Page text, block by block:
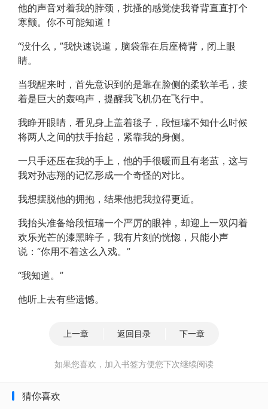
他的声音对着我的脖颈，扰搔的感觉使我脊背直直打个
寒颤。你不可能知道！
“没什么，”我快速说道，脑袋靠在后座椅背，闭上眼
睛。
当我醒来时，首先意识到的是靠在脸侧的柔软羊毛，接
着是巨大的轰鸣声，提醒我飞机仍在飞行中。
我睁开眼睛，看见身上盖着毯子，段恒瑞不知什么时候
将两人之间的扶手抬起，紧靠我的身侧。
一只手还压在我的手上，他的手很暖而且有老茧，这与
我对孙志翔的记忆形成一个奇怪的对比。
我想摆脱他的拥抱，结果他把我拉得更近。
我抬头准备给段恒瑞一个严厉的眼神，却迎上一双闪着
欢乐光芒的漆黑眸子，我有片刻的恍惚，只能小声
说：“你用不着这么入戏。”
“我知道。”
他听上去有些遗憾。
上一章 返回目录 下一章
如果您喜欢，加入书签方便您下次继续阅读
猜你喜欢